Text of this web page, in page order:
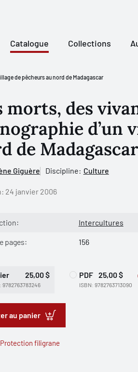
Catalogue Collections
de pêcheurs au nord de Madagascar
morts, des
d’un
de Madagascar
Giguère Discipline: Culture
24 janvier 2006
Intercultures
pages: 156
25,00 $
9782763783246
PDF 25,00 $
ISBN: 9782763713090
au panier
Protection filigrane